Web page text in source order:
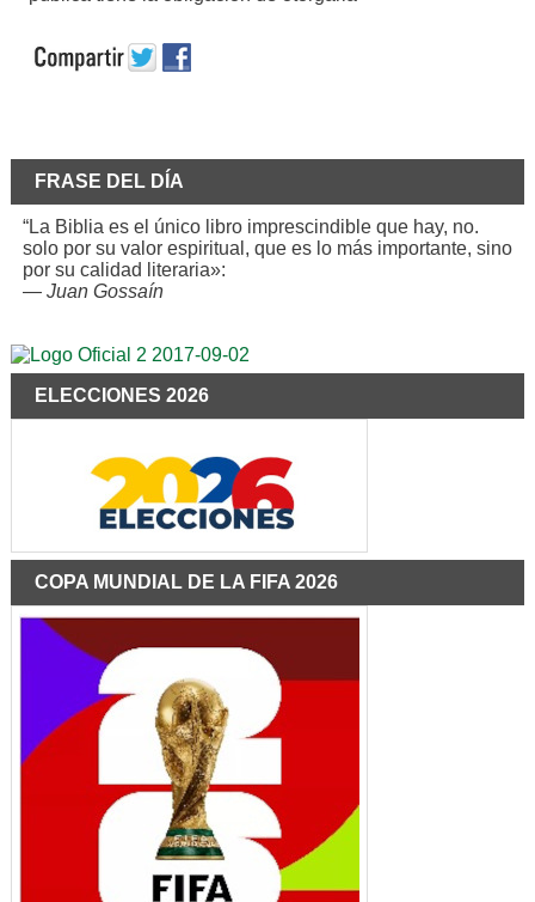
FRASE DEL DÍA
“La Biblia es el único libro imprescindible que hay, no.
solo por su valor espiritual, que es lo más importante, sino
por su calidad literaria»:
— Juan Gossaín
ELECCIONES 2026
COPA MUNDIAL DE LA FIFA 2026